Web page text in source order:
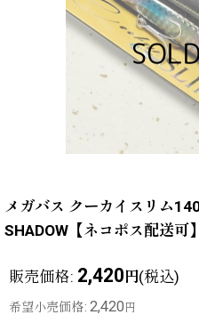
メガバス クーカイスリム
SHADOW【ネコポス配送可】
販売価格: 2,420円(税込)
希望小売価格: 2,420 円